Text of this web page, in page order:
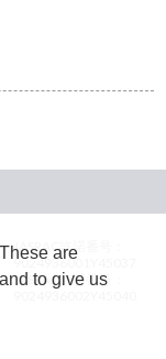
JASRAC許諾番号：
9024936001Y45037
JASRAC許諾番号：
are
to give us